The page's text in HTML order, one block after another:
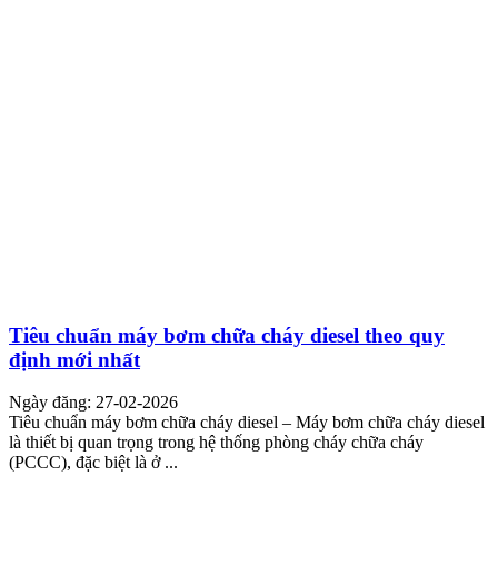
Tiêu chuẩn máy bơm chữa cháy diesel theo quy
định mới nhất
Ngày đăng: 27-02-2026
Tiêu chuẩn máy bơm chữa cháy diesel – Máy bơm chữa cháy diesel
là thiết bị quan trọng trong hệ thống phòng cháy chữa cháy
(PCCC), đặc biệt là ở ...